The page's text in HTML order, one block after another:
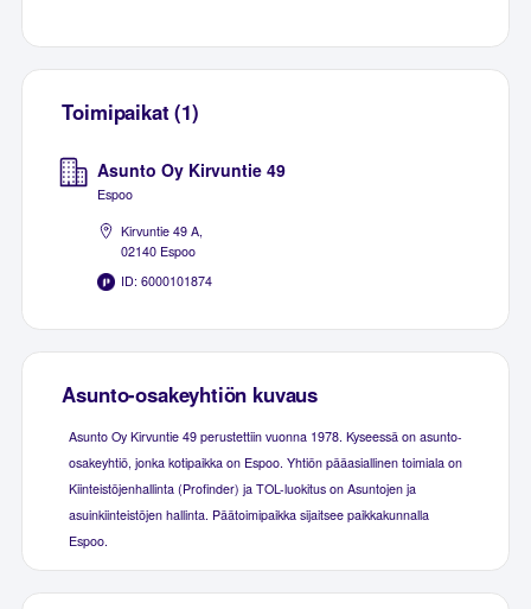
Toimipaikat (1)
Asunto Oy Kirvuntie 49
Espoo
Kirvuntie 49 A,
02140 Espoo
ID: 6000101874
Asunto-osakeyhtiön kuvaus
Asunto Oy Kirvuntie 49 perustettiin vuonna 1978. Kyseessä on asunto-
osakeyhtiö, jonka kotipaikka on Espoo. Yhtiön pääasiallinen toimiala on
Kiinteistöjenhallinta (Profinder) ja TOL-luokitus on Asuntojen ja
asuinkiinteistöjen hallinta. Päätoimipaikka sijaitsee paikkakunnalla
Espoo.